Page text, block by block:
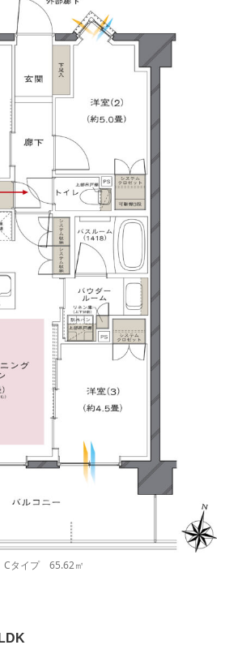
Cタイプ 65.62㎡